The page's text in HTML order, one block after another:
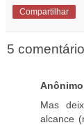
Compartilhar
5
Anônimo
Mas
alcance